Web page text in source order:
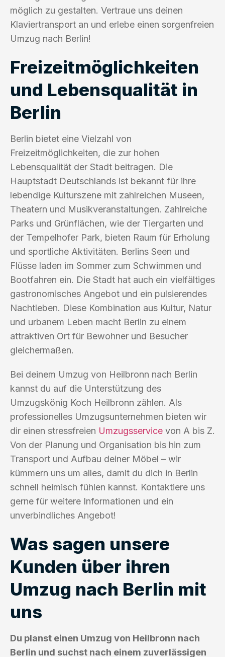
möglich zu gestalten. Vertraue uns deinen
Klaviertransport an und erlebe einen sorgenfreien
Umzug nach Berlin!
Freizeitmöglichkeiten
und Lebensqualität in
Berlin
Berlin bietet eine Vielzahl von
Freizeitmöglichkeiten, die zur hohen
Lebensqualität der Stadt beitragen. Die
Hauptstadt Deutschlands ist bekannt für ihre
lebendige Kulturszene mit zahlreichen Museen,
Theatern und Musikveranstaltungen. Zahlreiche
Parks und Grünflächen, wie der Tiergarten und
der Tempelhofer Park, bieten Raum für Erholung
und sportliche Aktivitäten. Berlins Seen und
Flüsse laden im Sommer zum Schwimmen und
Bootfahren ein. Die Stadt hat auch ein vielfältiges
gastronomisches Angebot und ein pulsierendes
Nachtleben. Diese Kombination aus Kultur, Natur
und urbanem Leben macht Berlin zu einem
attraktiven Ort für Bewohner und Besucher
gleichermaßen.
Bei deinem Umzug von Heilbronn nach Berlin
kannst du auf die Unterstützung des
Umzugskönig Koch Heilbronn zählen. Als
professionelles Umzugsunternehmen bieten wir
dir einen stressfreien Umzugsservice von A bis Z.
Von der Planung und Organisation bis hin zum
Transport und Aufbau deiner Möbel – wir
kümmern uns um alles, damit du dich in Berlin
schnell heimisch fühlen kannst. Kontaktiere uns
gerne für weitere Informationen und ein
unverbindliches Angebot!
Was sagen unsere
Kunden über ihren
Umzug nach Berlin mit
uns
Du planst einen Umzug von Heilbronn nach
Berlin und suchst nach einem zuverlässigen